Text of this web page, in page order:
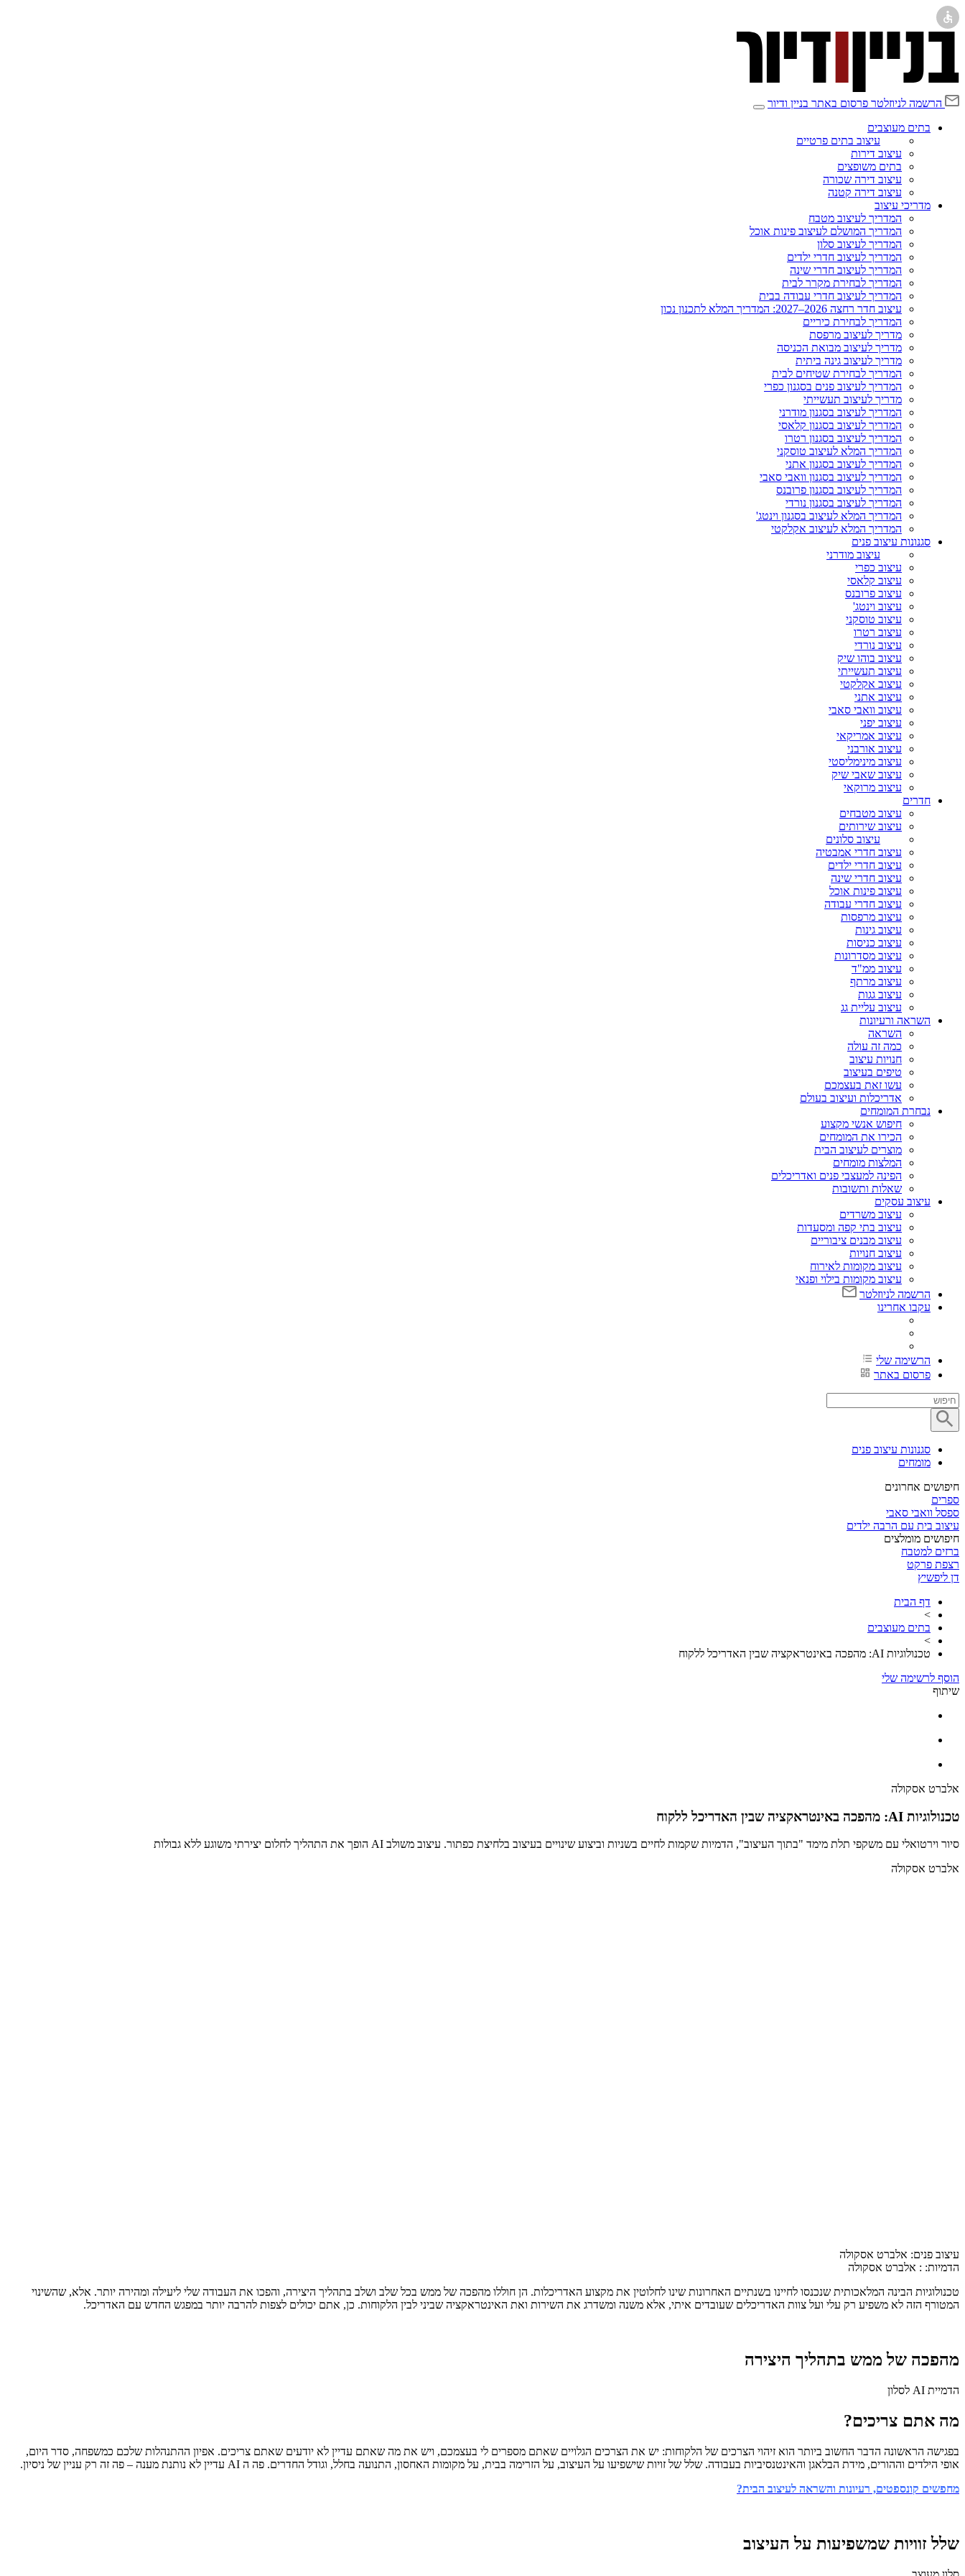
הרשמה לניוזלטר פרסום באתר בניין ודיור
בתים מעוצבים
עיצוב בתים פרטיים
עיצוב דירות
בתים משופצים
עיצוב דירה שכורה
עיצוב דירה קטנה
מדריכי עיצוב
המדריך לעיצוב מטבח
המדריך המושלם לעיצוב פינות אוכל
המדריך לעיצוב סלון
המדריך לעיצוב חדרי ילדים
המדריך לעיצוב חדרי שינה
המדריך לבחירת מקרר לבית
המדריך לעיצוב חדרי עבודה בבית
עיצוב חדר רחצה 2026–2027: המדריך המלא לתכנון נכון
המדריך לבחירת כיריים
מדריך לעיצוב מרפסת
מדריך לעיצוב מבואת הכניסה
מדריך לעיצוב גינה ביתית
המדריך לבחירת שטיחים לבית
המדריך לעיצוב פנים בסגנון כפרי
מדריך לעיצוב תעשייתי
המדריך לעיצוב בסגנון מודרני
המדריך לעיצוב בסגנון קלאסי
המדריך לעיצוב בסגנון רטרו
המדריך המלא לעיצוב טוסקני
המדריך לעיצוב בסגנון אתני
המדריך לעיצוב בסגנון וואבי סאבי
המדריך לעיצוב בסגנון פרובנס
המדריך לעיצוב בסגנון נורדי
המדריך המלא לעיצוב בסגנון וינטג'
המדריך המלא לעיצוב אקלקטי
סגנונות עיצוב פנים
עיצוב מודרני
עיצוב כפרי
עיצוב קלאסי
עיצוב פרובנס
עיצוב וינטג'
עיצוב טוסקני
עיצוב רטרו
עיצוב נורדי
עיצוב בוהו שיק
עיצוב תעשייתי
עיצוב אקלקטי
עיצוב אתני
עיצוב וואבי סאבי
עיצוב יפני
עיצוב אמריקאי
עיצוב אורבני
עיצוב מינימליסטי
עיצוב שאבי שיק
עיצוב מרוקאי
חדרים
עיצוב מטבחים
עיצוב שירותים
עיצוב סלונים
עיצוב חדרי אמבטיה
עיצוב חדרי ילדים
עיצוב חדרי שינה
עיצוב פינות אוכל
עיצוב חדרי עבודה
עיצוב מרפסות
עיצוב גינות
עיצוב כניסות
עיצוב מסדרונות
עיצוב ממ"ד
עיצוב מרתף
עיצוב גגות
עיצוב עליית גג
השראה ורעיונות
השראה
כמה זה עולה
חנויות עיצוב
טיפים בעיצוב
עשו זאת בעצמכם
אדריכלות ועיצוב בעולם
נבחרת המומחים
חיפוש אנשי מקצוע
הכירו את המומחים
מוצרים לעיצוב הבית
המלצות מומחים
הפינה למעצבי פנים ואדריכלים
שאלות ותשובות
עיצוב עסקים
עיצוב משרדים
עיצוב בתי קפה ומסעדות
עיצוב מבנים ציבוריים
עיצוב חנויות
עיצוב מקומות לאירוח
עיצוב מקומות בילוי ופנאי
הרשמה לניוזלטר
עקבו אחרינו
הרשימה שלי
פרסום באתר
סגנונות עיצוב פנים
מומחים
חיפושים אחרונים
ספרים
ספסל וואבי סאבי
עיצוב בית עם הרבה ילדים
חיפושים מומלצים
ברזים למטבח
רצפת פרקט
דן ליפשיץ
דף הבית
>
בתים מעוצבים
>
טכנולוגיות AI: מהפכה באינטראקציה שבין האדריכל ללקוח
הוסף לרשימה שלי
שיתוף
אלברט אסקולה
טכנולוגיות AI: מהפכה באינטראקציה שבין האדריכל ללקוח
סיור וירטואלי עם משקפי תלת מימד "בתוך העיצוב", הדמיות שקמות לחיים בשניות וביצוע שינויים בעיצוב בלחיצת כפתור. עיצוב משולב AI הופך את התהליך לחלום יצירתי משוגע ללא גבולות
אלברט אסקולה
עיצוב פנים: אלברט אסקולה
הדמיות: : אלברט אסקולה
טכנולוגיות הבינה המלאכותית שנכנסו לחיינו בשנתיים האחרונות שינו לחלוטין את מקצוע האדריכלות. הן חוללו מהפכה של ממש בכל שלב ושלב בתהליך היצירה, והפכו את העבודה שלי ליעילה ומהירה יותר. אלא, שהשינוי
המטורף הזה לא משפיע רק עלי ועל צוות האדריכלים שעובדים איתי, אלא משנה ומשדרג את השירות ואת האינטראקציה שביני לבין הלקוחות. כן, אתם יכולים לצפות להרבה יותר במפגש החדש עם האדריכל.
מהפכה של ממש בתהליך היצירה
הדמיית AI לסלון
מה אתם צריכים?
בפגישה הראשונה הדבר החשוב ביותר הוא זיהוי הצרכים של הלקוחות: יש את הצרכים הגלויים שאתם מספרים לי בעצמכם, ויש את מה שאתם עדיין לא יודעים שאתם צריכים. אפיון ההתנהלות שלכם כמשפחה, סדר היום,
אופי הילדים וההורים, מידת הבלאגן והאינטנסיביות בעבודה. שלל של זויות שישפיעו על העיצוב, על הזרימה בבית, על מקומות האחסון, התנועה בחלל, וגודל החדרים. פה ה AI עדיין לא נותנת מענה – פה זה רק עניין של ניסיון.
מחפשים קונספטים, רעיונות והשראה לעיצוב הבית?
שלל זוויות שמשפיעות על העיצוב